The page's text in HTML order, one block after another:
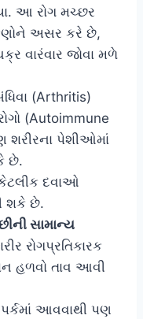
આ રોગ મચ્છર
અસર કરે છે,
વારંવાર જોવા મળે
(Arthritis)
(Autoimmune
શરીરના પેશીઓમાં
છે.
દવાઓ
શકે છે.
સામાન્ય
રોગપ્રતિકારક
હળવો તાવ આવી
આવવાથી પણ